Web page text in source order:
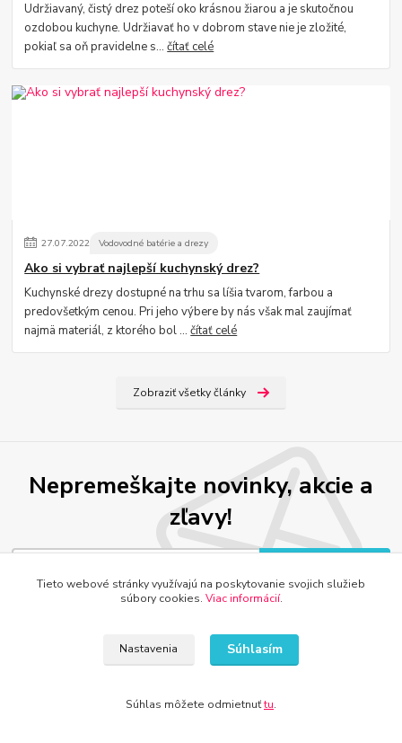
Udržiavaný, čistý drez poteší oko krásnou žiarou a je skutočnou
ozdobou kuchyne. Udržiavať ho v dobrom stave nie je zložité,
pokiaľ sa oň pravidelne s...čítať celé
27.07.2022 Vodovodné batérie a drezy
Ako si vybrať najlepší kuchynský drez?
Kuchynské drezy dostupné na trhu sa líšia tvarom, farbou a
predovšetkým cenou. Pri jeho výbere by nás však mal zaujímať
najmä materiál, z ktorého bol ...čítať celé
Zobraziť všetky články
Nepremeškajte novinky, akcie a
zľavy!
DETI, ŠPORT, HOBBY
Tieto webové stránky využívajú na poskytovanie svojich služieb
súbory cookies. Viac informácií.
Nastavenia Súhlasím
Súhlas môžete odmietnuťtu.